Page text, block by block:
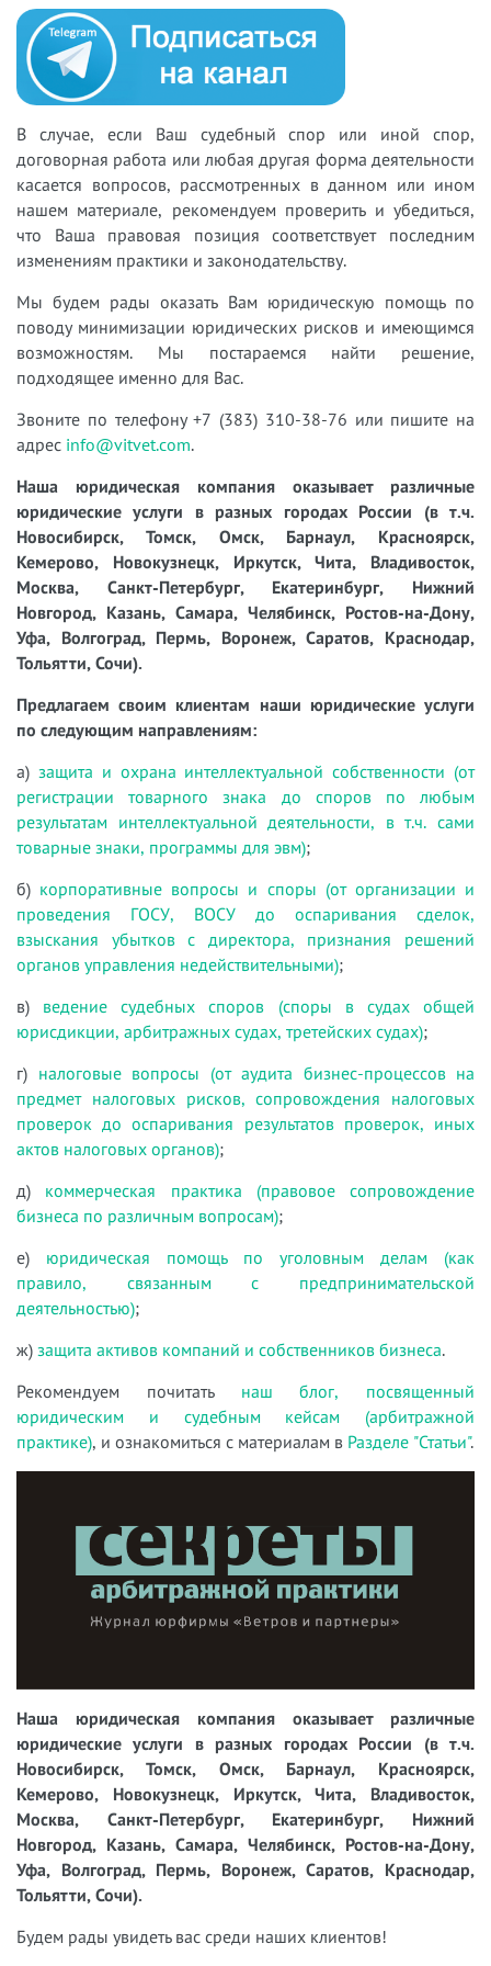
В случае, если Ваш судебный спор или иной спор,
договорная работа или любая другая форма деятельности
касается вопросов, рассмотренных в данном или ином
нашем материале, рекомендуем проверить и убедиться,
что Ваша правовая позиция соответствует последним
изменениям практики и законодательству.
Мы будем рады оказать Вам юридическую помощь по
поводу минимизации юридических рисков и имеющимся
возможностям. Мы постараемся найти решение,
подходящее именно для Вас.
Звоните по телефону +7 (383) 310-38-76 или пишите на
адрес info@vitvet.com.
Наша юридическая компания оказывает различные
юридические услуги в разных городах России (в т.ч.
Новосибирск, Томск, Омск, Барнаул, Красноярск,
Кемерово, Новокузнецк, Иркутск, Чита, Владивосток,
Москва, Санкт-Петербург, Екатеринбург, Нижний
Новгород, Казань, Самара, Челябинск, Ростов-на-Дону,
Уфа, Волгоград, Пермь, Воронеж, Саратов, Краснодар,
Тольятти, Сочи).
Предлагаем своим клиентам наши юридические услуги
по следующим направлениям:
а) защита и охрана интеллектуальной собственности (от
регистрации товарного знака до споров по любым
результатам интеллектуальной деятельности, в т.ч. сами
товарные знаки, программы для эвм);
б) корпоративные вопросы и споры (от организации и
проведения ГОСУ, ВОСУ до оспаривания сделок,
взыскания убытков с директора, признания решений
органов управления недействительными);
в) ведение судебных споров (споры в судах общей
юрисдикции, арбитражных судах, третейских судах);
г) налоговые вопросы (от аудита бизнес-процессов на
предмет налоговых рисков, сопровождения налоговых
проверок до оспаривания результатов проверок, иных
актов налоговых органов);
д) коммерческая практика (правовое сопровождение
бизнеса по различным вопросам);
е) юридическая помощь по уголовным делам (как
правило, связанным с предпринимательской
деятельностью);
ж) защита активов компаний и собственников бизнеса.
Рекомендуем почитать наш блог, посвященный
юридическим и судебным кейсам (арбитражной
практике), и ознакомиться с материалам в Разделе "Статьи".
Наша юридическая компания оказывает различные
юридические услуги в разных городах России (в т.ч.
Новосибирск, Томск, Омск, Барнаул, Красноярск,
Кемерово, Новокузнецк, Иркутск, Чита, Владивосток,
Москва, Санкт-Петербург, Екатеринбург, Нижний
Новгород, Казань, Самара, Челябинск, Ростов-на-Дону,
Уфа, Волгоград, Пермь, Воронеж, Саратов, Краснодар,
Тольятти, Сочи).
Будем рады увидеть вас среди наших клиентов!